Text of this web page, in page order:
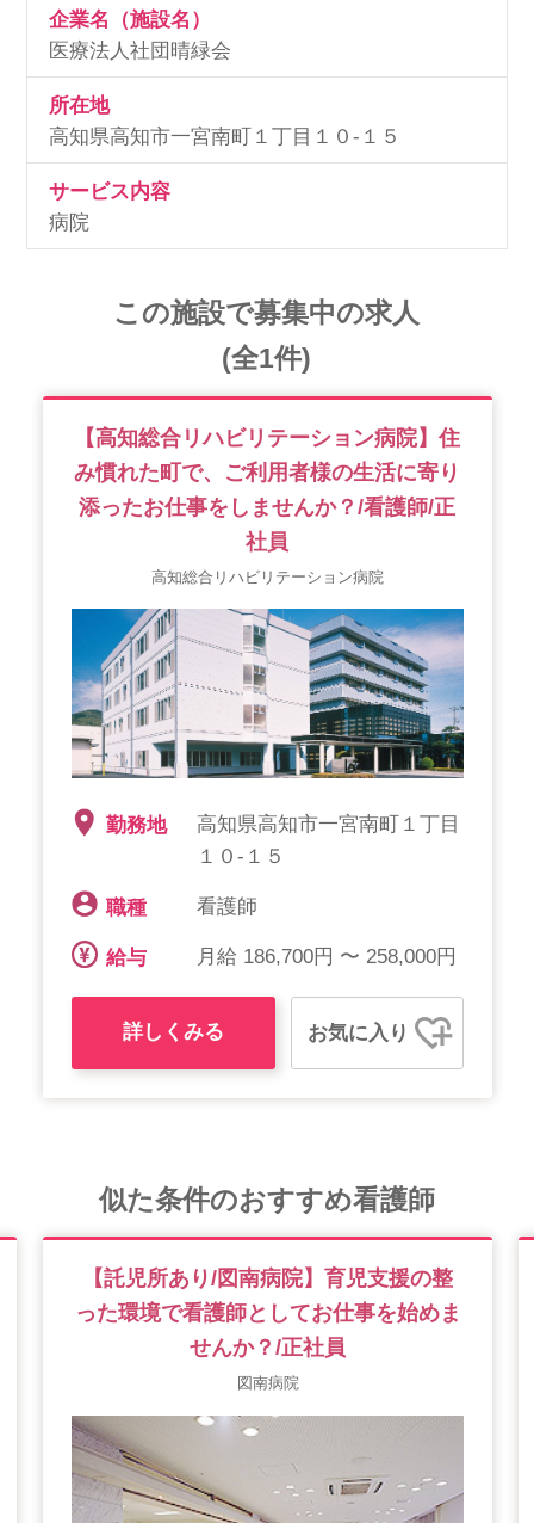
企業名（施設名）
医療法人社団晴緑会
所在地
高知県高知市一宮南町１丁目１０-１５
サービス内容
病院
この施設で募集中の求人
(全1件)
【高知総合リハビリテーション病院】住
み慣れた町で、ご利用者様の生活に寄り
添ったお仕事をしませんか？/看護師/正
社員
高知総合リハビリテーション病院
勤務地
高知県高知市一宮南町１丁目
１０-１５
職種 看護師
給与 月給 186,700円 〜 258,000円
詳しくみる お気に入り
似た条件のおすすめ看護師
【託児所あり/図南病院】育児支援の整
った環境で看護師としてお仕事を始めま
せんか？/正社員
図南病院